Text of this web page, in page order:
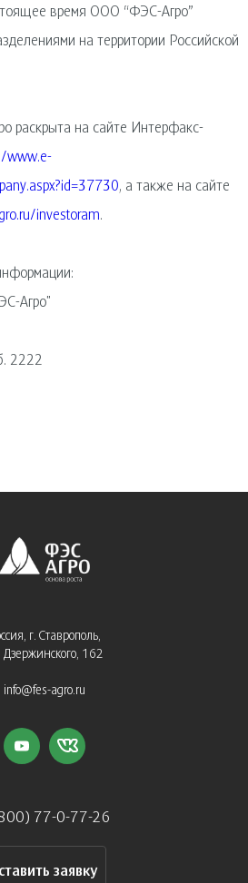
время ООО “ФЭС-Агро”
на территории Российской
раскрыта на сайте Интерфакс-
www.e-
, а также на сайте
investoram.
Агро"
2222
г. Ставрополь,
Дзержинского, 162
info@fes-agro.ru
77-0-77-26
заявку